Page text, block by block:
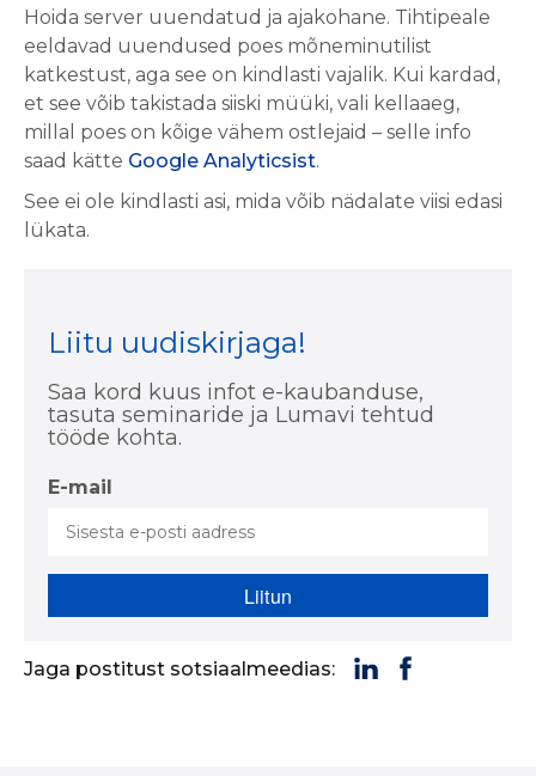
Hoida server uuendatud ja ajakohane. Tihtipeale
eeldavad uuendused poes mõneminutilist
katkestust, aga see on kindlasti vajalik. Kui kardad,
et see võib takistada siiski müüki, vali kellaaeg,
millal poes on kõige vähem ostlejaid – selle info
saad kätte Google Analyticsist.
See ei ole kindlasti asi, mida võib nädalate viisi edasi
lükata.
Liitu uudiskirjaga!
Saa kord kuus infot e-kaubanduse,
tasuta seminaride ja Lumavi tehtud
tööde kohta.
E-mail
Jaga postitust sotsiaalmeedias: